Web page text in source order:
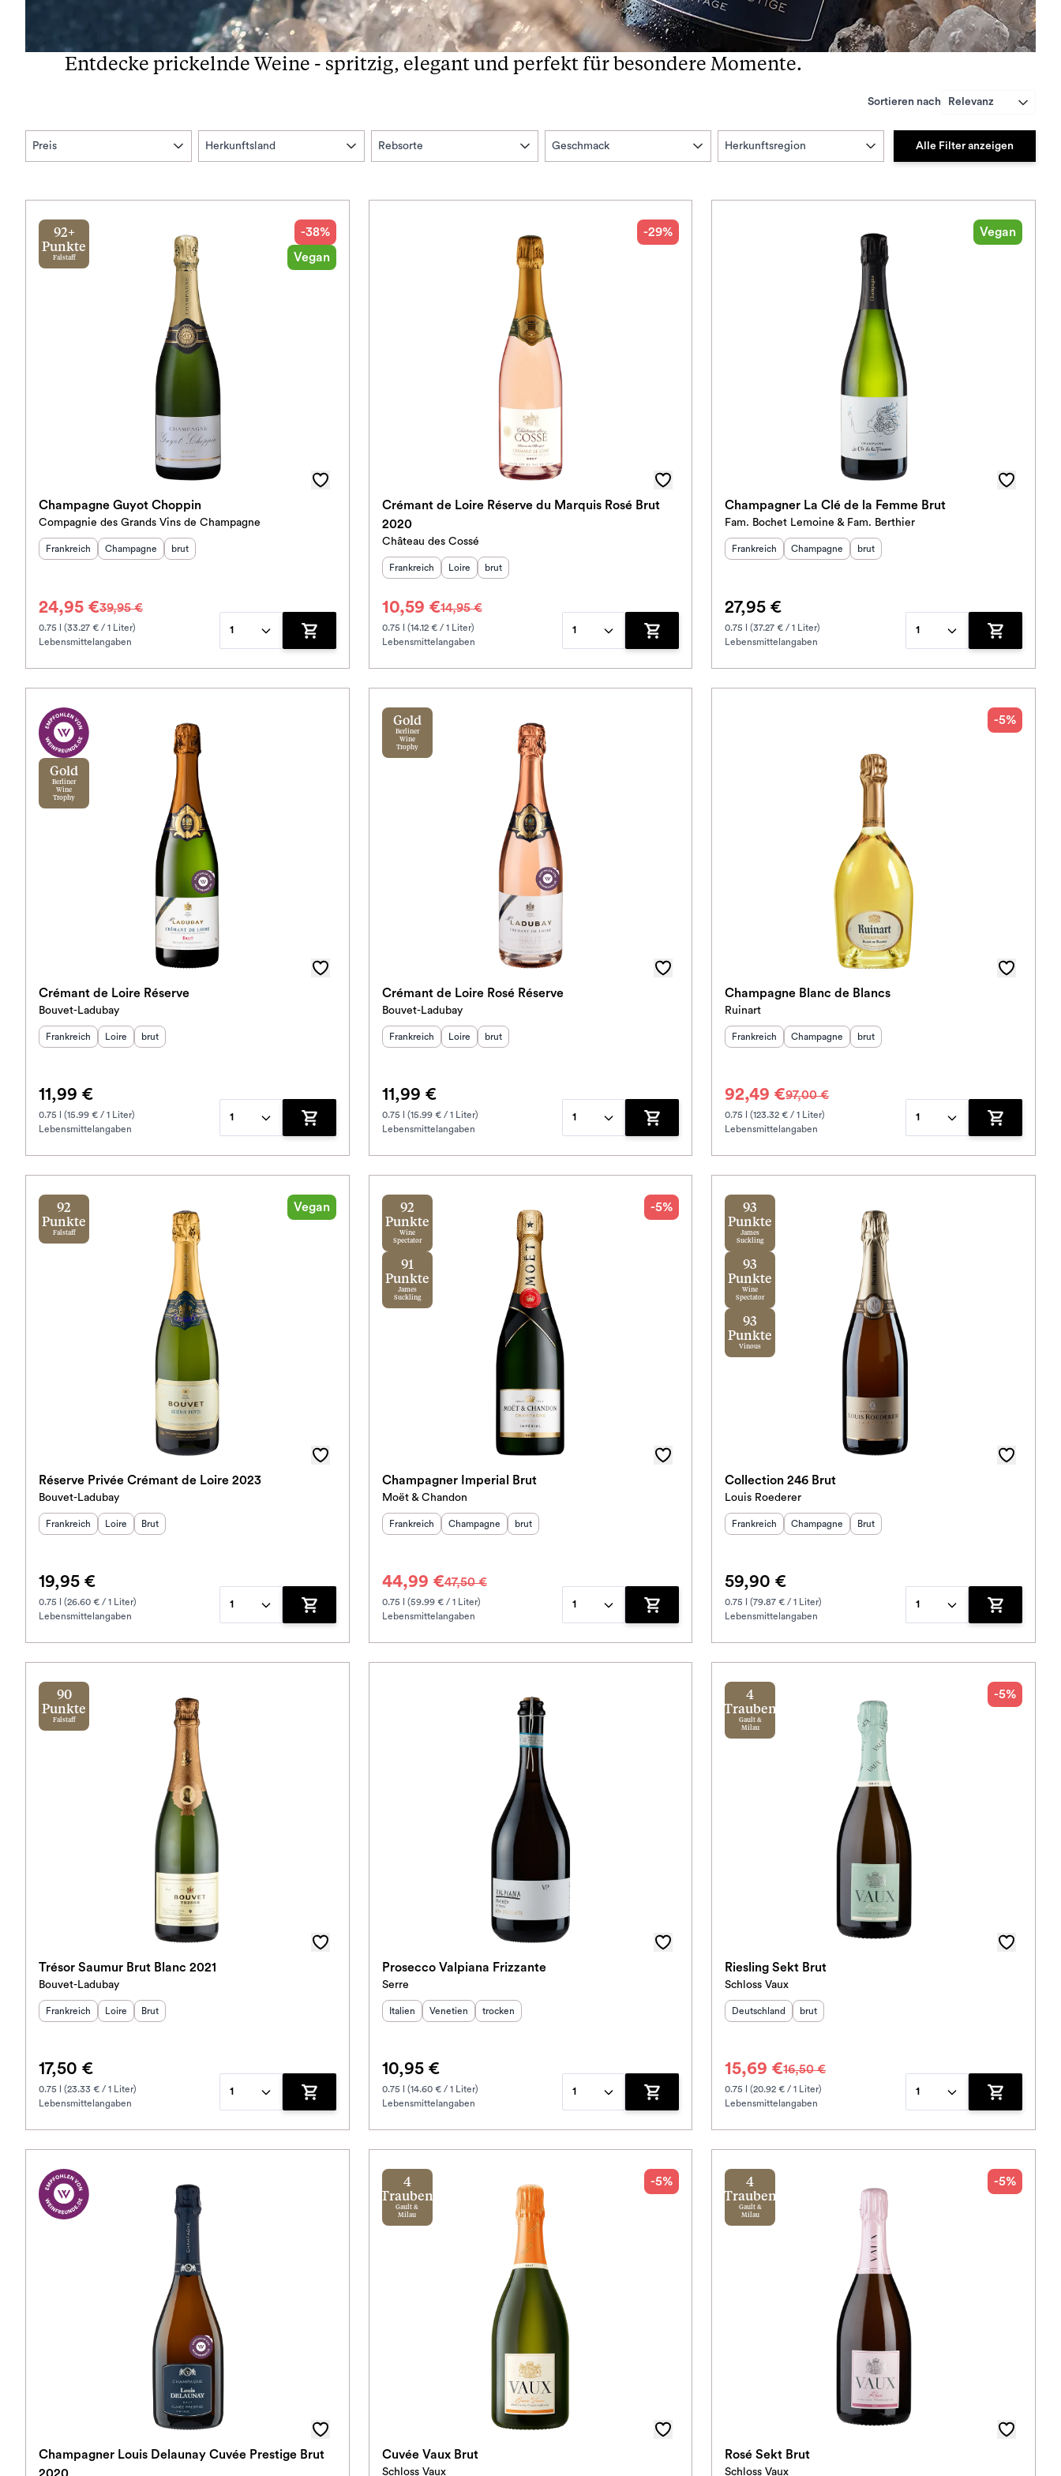
Entdecke prickelnde Weine - spritzig, elegant und perfekt für besondere Momente.
Sortieren nach Relevanz
Preis Herkunftsland Rebsorte Geschmack Herkunftsregion Alle Filter anzeigen
92+
Punkte
Falstaff
-38%
Vegan
Champagne Guyot Choppin
Compagnie des Grands Vins de Champagne
Herkunftsland :
Frankreich Herkunftsregion:
Champagne Geschmack
brut
24,95 €39,95 €
0.75 l (33.27 € / 1 Liter)
Lebensmittelangaben
1
Zum Warenkorb hinzufügen
-29%
Crémant de Loire Réserve du Marquis Rosé Brut
2020
Château des Cossé
Herkunftsland :
Frankreich Herkunftsregion
Loire Geschmack
brut
10,59 €14,95 €
0.75 l (14.12 € / 1 Liter)
Lebensmittelangaben
1
Zum Warenkorb hinzufügen
Vegan
Champagner La Clé de la Femme Brut
Fam. Bochet Lemoine & Fam. Berthier
Herkunftsland:
Frankreich Herkunftsregion:
Champagne Geschmack
brut
27,95 €
0.75 l (37.27 € / 1 Liter)
Lebensmittelangaben
1
Zum
Gold
Berliner
Wine
Trophy
Crémant de Loire Réserve
Bouvet-Ladubay
Herkunftsland :
Frankreich Herkunftsregion
Loire Geschmack
brut
11,99 €
0.75 l (15.99 € / 1 Liter)
Lebensmittelangaben
1
Zum Warenkorb hinzufügen
Gold
Berliner
Wine
Trophy
Crémant de Loire Rosé Réserve
Bouvet-Ladubay
Herkunftsland :
Frankreich Herkunftsregion
Loire Geschmack
brut
11,99 €
0.75 l (15.99 € / 1 Liter)
Lebensmittelangaben
1
Zum Warenkorb hinzufügen
-5%
Champagne Blanc de Blancs
Ruinart
Herkunftsland:
Frankreich Herkunftsregion:
Champagne Geschmack
brut
92,49 €97,00 €
0.75 l (123.32 € / 1 Liter)
Lebensmittelangaben
1
Zum
92
Punkte
Falstaff
Vegan
Réserve Privée Crémant de Loire 2023
Bouvet-Ladubay
Herkunftsland :
Frankreich Herkunftsregion
Loire Geschmack
Brut
19,95 €
0.75 l (26.60 € / 1 Liter)
Lebensmittelangaben
1
Zum Warenkorb hinzufügen
92
Punkte
Wine
Spectator
91
Punkte
James
Suckling
-5%
Champagner Imperial Brut
Moët & Chandon
Herkunftsland :
Frankreich Herkunftsregion:
Champagne Geschmack
brut
44,99 €47,50 €
0.75 l (59.99 € / 1 Liter)
Lebensmittelangaben
1
Zum Warenkorb hinzufügen
93
Punkte
James
Suckling
93
Punkte
Wine
Spectator
93
Punkte
Vinous
Collection 246 Brut
Louis Roederer
Herkunftsland:
Frankreich Herkunftsregion:
Champagne Geschmack
Brut
59,90 €
0.75 l (79.87 € / 1 Liter)
Lebensmittelangaben
1
Zum
90
Punkte
Falstaff
Trésor Saumur Brut Blanc 2021
Bouvet-Ladubay
Herkunftsland :
Frankreich Herkunftsregion
Loire Geschmack
Brut
17,50 €
0.75 l (23.33 € / 1 Liter)
Lebensmittelangaben
1
Zum Warenkorb hinzufügen
Prosecco Valpiana Frizzante
Serre
Herkunftsland:
Italien Herkunftsregion:
Venetien Geschmack
trocken
10,95 €
0.75 l (14.60 € / 1 Liter)
Lebensmittelangaben
1
Zum Warenkorb hinzufügen
4
Trauben
Gault &
Milau
-5%
Riesling Sekt Brut
Schloss Vaux
Herkunftsland
Deutschland Geschmack
brut
15,69 €16,50 €
0.75 l (20.92 € / 1 Liter)
Lebensmittelangaben
1
Zum
Champagner Louis Delaunay Cuvée Prestige Brut
4
Trauben
Gault &
Milau
-5%
Cuvée Vaux Brut
Schloss Vaux
4
Trauben
Gault &
Milau
-5%
Rosé Sekt Brut
Schloss Vaux